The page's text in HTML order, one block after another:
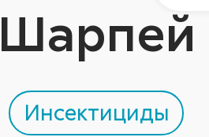
Шарпей
Инсектициды